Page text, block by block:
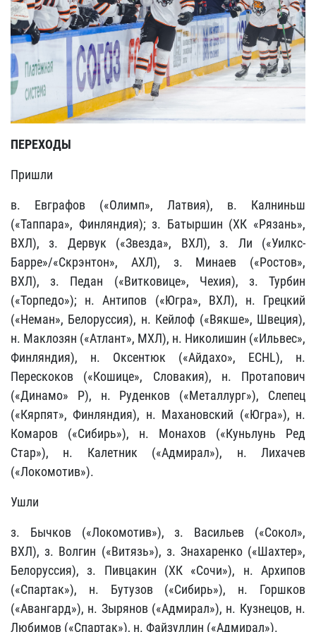
ПЕРЕХОДЫ
Пришли
в. Евграфов («Олимп», Латвия), в. Калниньш
(«Таппара», Финляндия);з. Батыршин (ХК «Рязань»,
ВХЛ), з. Дервук («Звезда», ВХЛ), з. Ли («Уилкс-
Барре»/«Скрэнтон», АХЛ), з. Минаев («Ростов»,
ВХЛ), з. Педан («Витковице», Чехия), з.Турбин
(«Торпедо»); н. Антипов («Югра», ВХЛ), н. Грецкий
(«Неман», Белоруссия), н. Кейлоф («Вякше», Швеция),
н. Маклозян («Атлант», МХЛ), н. Николишин («Ильвес»,
Финляндия), н. Оксентюк («Айдахо», ECHL), н.
Перескоков («Кошице», Словакия), н. Протапович
(«Динамо» Р), н. Руденков («Металлург»), Слепец
(«Кярпят», Финляндия), н. Махановский («Югра»), н.
Комаров («Сибирь»), н. Монахов («Куньлунь Ред
Стар»), н. Калетник («Адмирал»), н. Лихачев
(«Локомотив»).
Ушли
з. Бычков («Локомотив»), з. Васильев («Сокол»,
ВХЛ), з. Волгин («Витязь»), з. Знахаренко («Шахтер»,
Белоруссия), з. Пивцакин (ХК «Сочи»), н.Архипов
(«Спартак»), н. Бутузов («Сибирь»), н. Горшков
(«Авангард»), н. Зырянов («Адмирал»), н. Кузнецов, н.
Любимов («Спартак»), н. Файзуллин («Адмирал»).